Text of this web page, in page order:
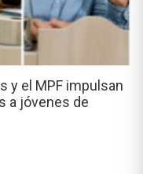
y el MPF impulsan
a jóvenes de